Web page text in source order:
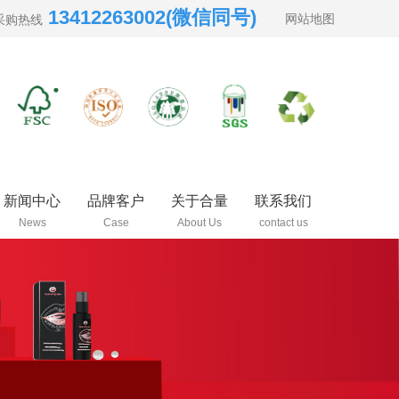
购热线 13412263002(微信同号) 网站地图
新闻中心
News
品牌客户
Case
关于合量
About Us
联系我们
contact us